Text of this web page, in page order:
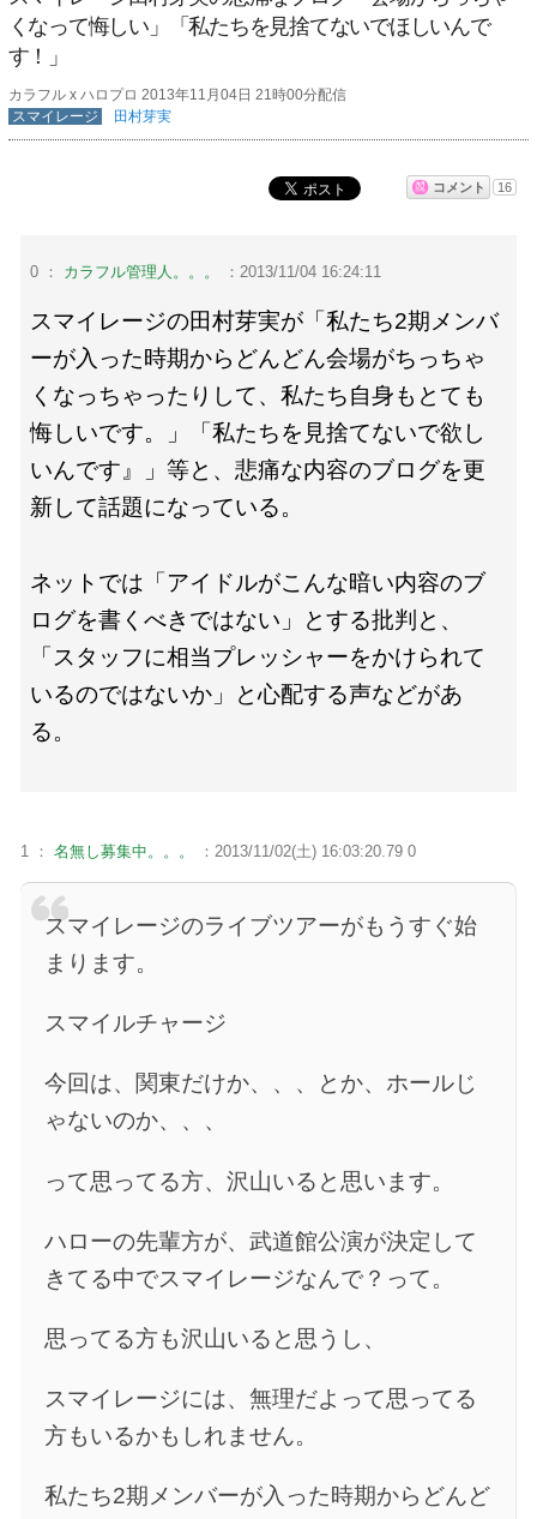
くなって悔しい」「私たちを見捨てないでほしいんで
す！」
カラフル x ハロプロ 2013年11月04日 21時00分配信
スマイレージ
田村芽実
コメント 16
0 ： カラフル管理人。。。 ：2013/11/04 16:24:11
スマイレージの田村芽実が「私たち2期メンバ
ーが入った時期からどんどん会場がちっちゃ
くなっちゃったりして、私たち自身もとても
悔しいです。」「私たちを見捨てないで欲し
いんです』」等と、悲痛な内容のブログを更
新して話題になっている。
ネットでは「アイドルがこんな暗い内容のブ
ログを書くべきではない」とする批判と、
「スタッフに相当プレッシャーをかけられて
いるのではないか」と心配する声などがあ
る。
1 ： 名無し募集中。。。 ：2013/11/02(土) 16:03:20.79 0
スマイレージのライブツアーがもうすぐ始
まります。
スマイルチャージ
今回は、関東だけか、、、とか、ホールじ
ゃないのか、、、
って思ってる方、沢山いると思います。
ハローの先輩方が、武道館公演が決定して
きてる中でスマイレージなんで？って。
思ってる方も沢山いると思うし、
スマイレージには、無理だよって思ってる
方もいるかもしれません。
私たち2期メンバーが入った時期からどんど